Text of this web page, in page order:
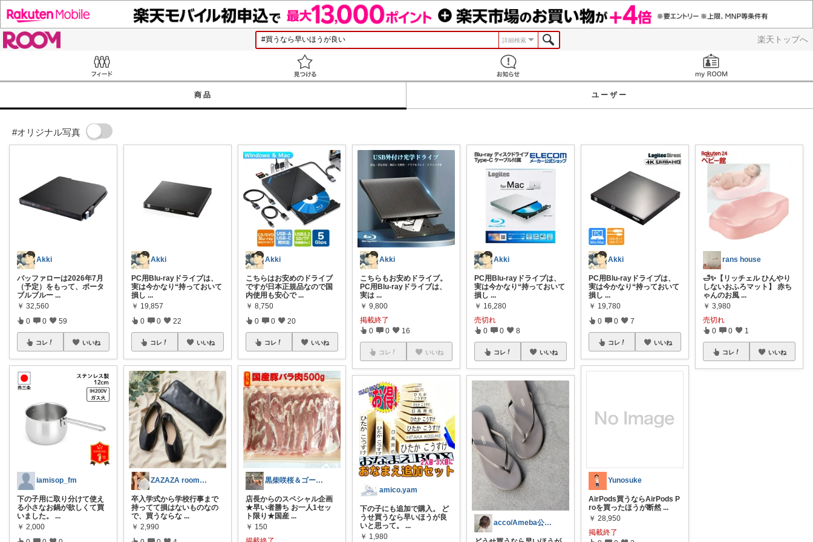
楽天トップへ
詳細検索
商品 ユーザー
#オリジナル写真
Akki
バッファローは2026年7月
（予定）をもって、ポータ
ブルブルー ...
￥ 32,560
0 0 59
コレ いいね
iamisop_fm
下の子用に取り分けて使え
る小さなお鍋が欲しくて買
いました。 ...
￥ 2,000
Akki
PC用Blu-rayドライブは、
実は今かなり“持っておいて
損し ...
￥ 19,857
0 0 22
コレ いいね
ZAZAZA room🦞経由購入感謝
卒入学式から学校行事まで
持ってて損はないものなの
で、買うならな ...
￥ 2,990
Akki
こちらはお安めのドライブ
ですが日本正規品なので国
内使用も安心で ...
￥ 8,750
0 0 20
コレ いいね
黒柴咲桜＆ゴールデンあず＆いぶき＆らいか
店長からのスペシャル企画
★早い者勝ち お一人1セッ
ト限り★国産 ...
￥ 150
Akki
こちらもお安めドライブ。
PC用Blu-rayドライブは、
実は ...
￥ 9,800
掲載終了
0 0 16
コレ いいね
amico.yam
下の子にも追加で購入。 ど
うせ買うなら早いほうが良
いと思って。
...
￥ 1,980
Akki
PC用Blu-rayドライブは、
実は今かなり“持っておいて
損し ...
￥ 16,280
売切れ
0 0 8
コレ いいね
acco/Ameba公式トップブロガー
Akki
PC用Blu-rayドライブは、
実は今かなり“持っておいて
損し ...
￥ 19,780
0 0 7
コレ いいね
Yunosuke
AirPods買うならAirPods P
roを買ったほうが断然 ...
￥ 28,950
掲載終了
rans house
🛁✨【リッチェル ひんやり
しないおふろマット】 赤ち
ゃんのお風 ...
￥ 3,980
売切れ
0 0 1
コレ いいね